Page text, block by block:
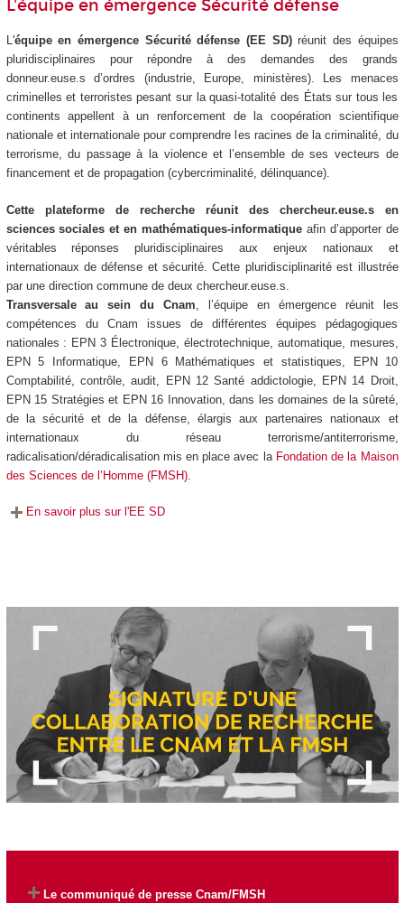
L'équipe en émergence Sécurité défense
L'équipe en émergence Sécurité défense (EE SD)réunit des équipes
pluridisciplinaires pour répondre à des demandes des grands
donneur.euse.s d’ordres (industrie, Europe, ministères). Les menaces
criminelles et terroristes pesant sur la quasi-totalité des États sur tous les
continents appellent à un renforcement de la coopération scientifique
nationale et internationale pour comprendre les racines de la criminalité, du
terrorisme, du passage à la violence et l’ensemble de ses vecteurs de
financement et de propagation (cybercriminalité, délinquance).
Cette plateforme de recherche réunit des chercheur.euse.s en
sciences sociales et en mathématiques-informatiqueafin d’apporter de
véritables réponses pluridisciplinaires aux enjeux nationaux et
internationaux de défense et sécurité. Cette pluridisciplinarité est illustrée
par une direction commune de deux chercheur.euse.s.
Transversale au sein du Cnam , l’équipe en émergence réunit les
compétences du Cnam issues de différentes équipes pédagogiques
nationales : EPN 3 Électronique, électrotechnique, automatique, mesures,
EPN 5 Informatique, EPN 6 Mathématiques et statistiques, EPN 10
Comptabilité, contrôle, audit, EPN 12 Santé addictologie, EPN 14 Droit,
EPN 15 Stratégies et EPN 16 Innovation, dans les domaines de la sûreté,
de la sécurité et de la défense, élargis aux partenaires nationaux et
internationaux du réseau terrorisme/antiterrorisme,
radicalisation/déradicalisation mis en place avec la Fondation de la Maison
des Sciences de l’Homme (FMSH).
En savoir plus sur l'EE SD
Le communiqué de presse Cnam/FMSH